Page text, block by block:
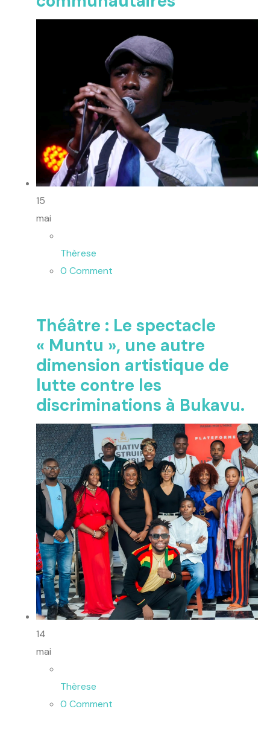
15
mai
Thèrese
0 Comment
Théâtre : Le spectacle
« Muntu », une autre
dimension artistique de
lutte contre les
discriminations à Bukavu.
14
mai
Thèrese
0 Comment